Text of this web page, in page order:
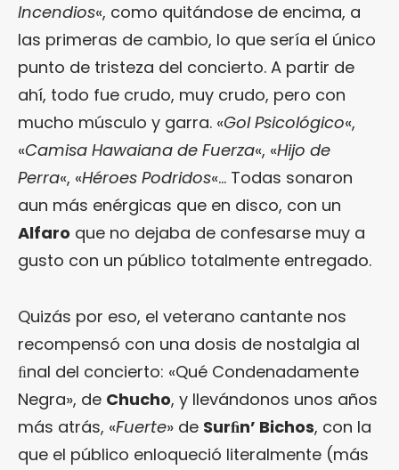
Incendios«, como quitándose de encima, a
las primeras de cambio, lo que sería el único
punto de tristeza del concierto. A partir de
ahí, todo fue crudo, muy crudo, pero con
mucho músculo y garra. «Gol Psicológico«,
«Camisa Hawaiana de Fuerza«, «Hijo de
Perra«, «Héroes Podridos«… Todas sonaron
aun más enérgicas que en disco, con un
Alfaro que no dejaba de confesarse muy a
gusto con un público totalmente entregado.
Quizás por eso, el veterano cantante nos
recompensó con una dosis de nostalgia al
ﬁnal del concierto: «Qué Condenadamente
Negra», de Chucho, y llevándonos unos años
más atrás, «Fuerte» de Surﬁn’ Bichos, con la
que el público enloqueció literalmente (más